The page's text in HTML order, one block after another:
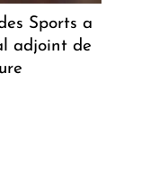
Sports a
adjoint de